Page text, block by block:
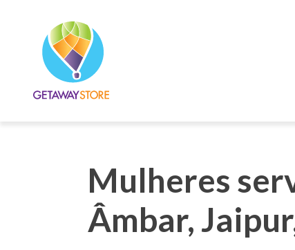
Mulheres
Âmbar,